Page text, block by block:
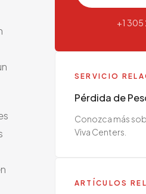
+1
SERVICIO
Pérdida de
Conozca más
Viva Centers.
ARTÍCULOS